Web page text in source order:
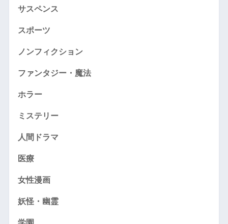
サスペンス
スポーツ
ノンフィクション
ファンタジー・魔法
ホラー
ミステリー
人間ドラマ
医療
女性漫画
妖怪・幽霊